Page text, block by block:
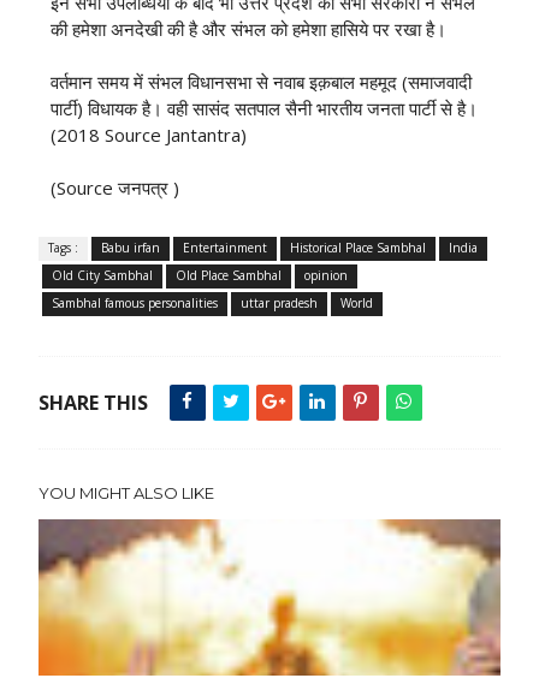
की हमेशा अनदेखी की है और संभल को हमेशा हासिये पर रखा है।
वर्तमान समय में संभल विधानसभा से नवाब इक़बाल महमूद (समाजवादी
पार्टी) विधायक है। वही सासंद सतपाल सैनी भारतीय जनता पार्टी से है।
(2018 Source Jantantra)
(Source जनपत्र )
Tags : Babu irfan Entertainment Historical Place Sambhal
India
Old City Sambhal
Old Place Sambhal
opinion
Sambhal famous personalities
uttar pradesh World
SHARE THIS
YOU MIGHT ALSO LIKE